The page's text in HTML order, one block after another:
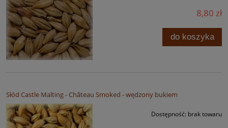
8,80 zł
do koszyka
Słód Castle Malting - Château Smoked - wędzony bukiem
Dostępność: brak towaru